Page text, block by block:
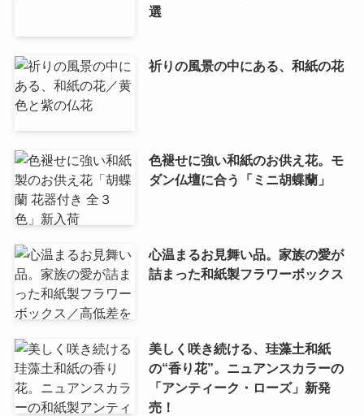
選
祈りの風景の中にある、和紙の花
色褪せに強い和紙のお供え花。モ
ダン仏壇に合う「ミニ胡蝶蘭」
心温まるお見舞い品。家族の愛が
詰まった和紙製フラワーボックス
美しく咲き続ける、珪藻土和紙
の“香り花”。ニュアンスカラーの
「アンティーク・ローズ」新発
売！